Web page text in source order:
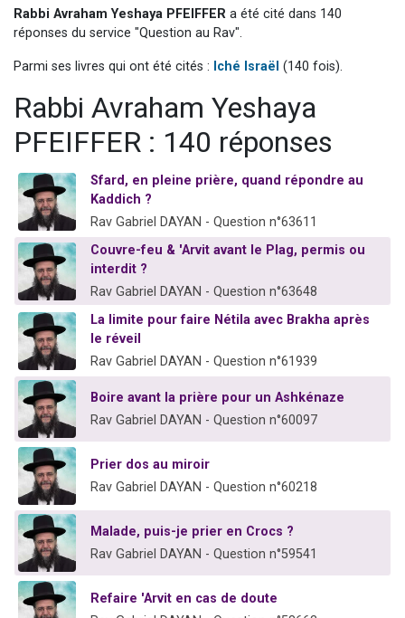
Il reste 49 places pour étudier en groupe sur Zoom
12 nouvelles musiques dans Torah-Box Music
Rabbi Avraham Yeshaya PFEIFFER a été cité dans 140
réponses du service "Question au Rav".
Parmi ses livres qui ont été cités : Iché Israël (140 fois).
Rabbi Avraham Yeshaya
PFEIFFER : 140 réponses
Sfard, en pleine prière, quand répondre au
Kaddich ?
Rav Gabriel DAYAN - Question n°63611
Couvre-feu & 'Arvit avant le Plag, permis ou
interdit ?
Rav Gabriel DAYAN - Question n°63648
La limite pour faire Nétila avec Brakha après
le réveil
Rav Gabriel DAYAN - Question n°61939
Boire avant la prière pour un Ashkénaze
Rav Gabriel DAYAN - Question n°60097
Prier dos au miroir
Rav Gabriel DAYAN - Question n°60218
Malade, puis-je prier en Crocs ?
Rav Gabriel DAYAN - Question n°59541
Refaire 'Arvit en cas de doute